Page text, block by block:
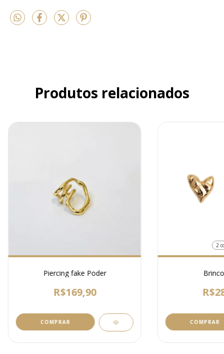
Produtos relacionados
Piercing fake Poder
R$169,90
2
COMPRAR